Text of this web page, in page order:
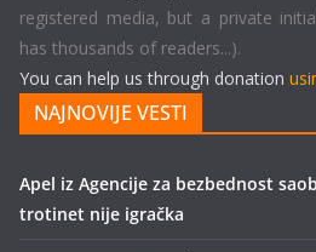
registered media, but a private
has thousands of readers...).
You can help us through donation
NAJNOVIJE VESTI
Apel iz Agencije za bezbednost
trotinet nije igračka